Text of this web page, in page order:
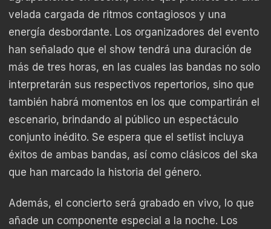
velada cargada de ritmos contagiosos y una
energía desbordante. Los organizadores del evento
han señalado que el show tendrá una duración de
más de tres horas, en las cuales las bandas no solo
interpretarán sus respectivos repertorios, sino que
también habrá momentos en los que compartirán el
escenario, brindando al público un espectáculo
conjunto inédito. Se espera que el setlist incluya
éxitos de ambas bandas, así como clásicos del ska
que han marcado la historia del género.
Además, el concierto será grabado en vivo, lo que
añade un componente especial a la noche. Los